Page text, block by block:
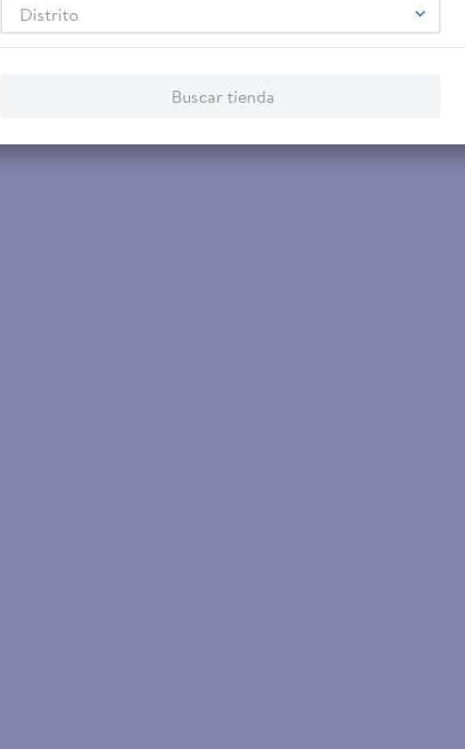
Distrito
Buscar tienda